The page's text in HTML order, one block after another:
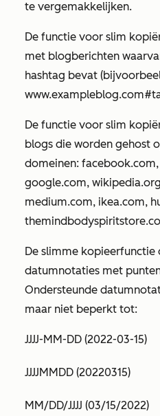
te vergemakkelijken.
De functie voor slim
met blogberichten
hashtag bevat
De functie voor slim
blogs die worden gehost
domeinen:
google.com,
medium.com, ikea.com,
De slimme kopieerfunctie
datumnotaties met
Ondersteunde
maar niet beperkt tot:
JJJJ-MM-DD (2022-03-15)
JJJJMMDD (20220315)
MM/DD/JJJJ (03/15/2022)